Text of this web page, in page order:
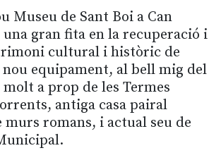
Museu de Sant Boi a Can
gran fita en la recuperació i
cultural i històric de
nou equipament, al bell mig del
a prop de les Termes
antiga casa pairal
romans, i actual seu de